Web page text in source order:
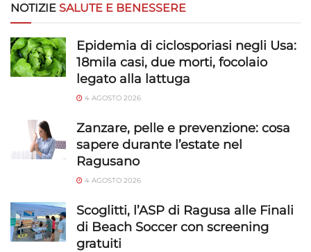
NOTIZIE SALUTE E BENESSERE
Epidemia di ciclosporiasi negli Usa:
18mila casi, due morti, focolaio
legato alla lattuga
4 AGOSTO 2026
Zanzare, pelle e prevenzione: cosa
sapere durante l’estate nel
Ragusano
4 AGOSTO 2026
Scoglitti, l’ASP di Ragusa alle Finali
di Beach Soccer con screening
gratuiti